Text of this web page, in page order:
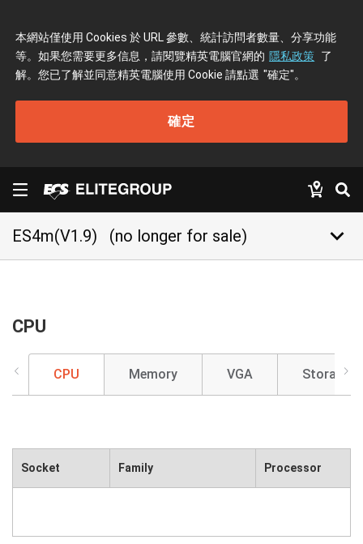
本網站僅使用 Cookies 於 URL 參數、統計訪問者數量、分享功能
等。如果您需要更多信息，請閱覽精英電腦官網的 隱私政策 了
解。您已了解並同意精英電腦使用 Cookie 請點選 "確定"。
確定
ES4m(V1.9) (no longer for sale) keyboard_arrow_down
CPU
CPU Memory VGA Storage
Socket Family Processor